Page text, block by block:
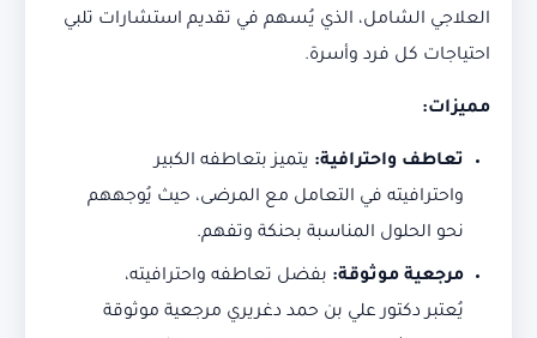
العلاجي الشامل، الذي يُسهم في تقديم استشارات تلبي
احتياجات كل فرد وأسرة.
مميزات:
تعاطف واحترافية: يتميز بتعاطفه الكبير
واحترافيته في التعامل مع المرضى، حيث يُوجههم
نحو الحلول المناسبة بحنكة وتفهم.
مرجعية موثوقة: بفضل تعاطفه واحترافيته،
يُعتبر دكتور علي بن حمد دغريري مرجعية موثوقة